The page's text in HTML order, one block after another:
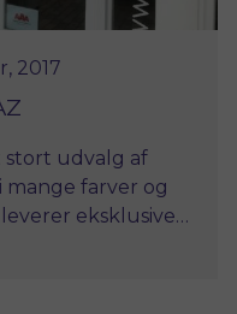
2017
udvalg af
farver og
eksklusive